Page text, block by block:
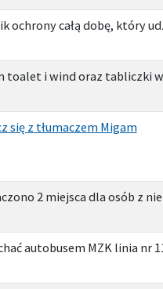
ochrony całą dobę, który
toalet i wind oraz tabliczki w
się z tłumaczem Migam
2 miejsca dla osób z
autobusem MZK linia nr